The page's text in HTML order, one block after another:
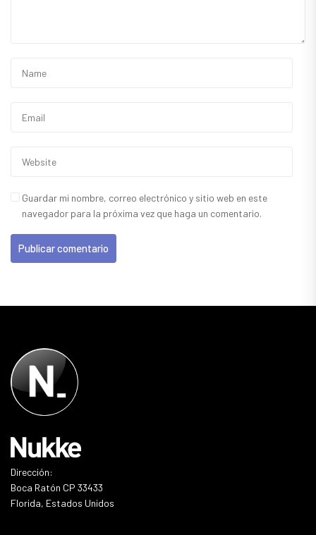
Guardar mi nombre, correo electrónico y sitio web en este
navegador para la próxima vez que haga un comentario.
Dirección:
Boca Ratón CP 33433
Florida, Estados Unidos